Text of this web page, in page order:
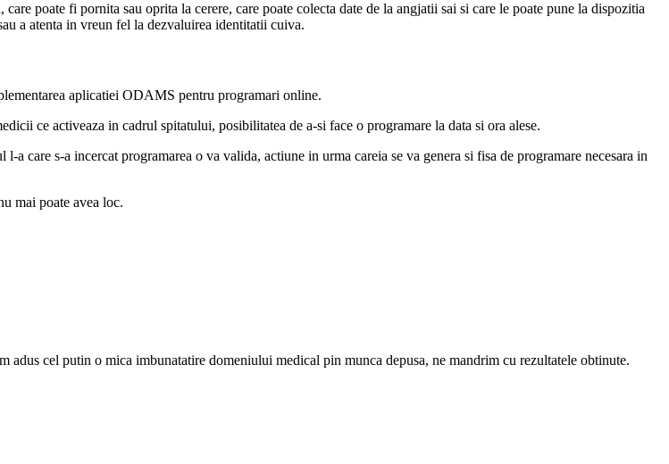
poate fi pornita sau oprita la cerere, care poate colecta date de la angjatii sai si care le poate pune la dispozitia
a atenta in vreun fel la dezvaluirea identitatii cuiva.
aplicatiei ODAMS pentru programari online.
ce activeaza in cadrul spitatului, posibilitatea de a-si face o programare la data si ora alese.
care s-a incercat programarea o va valida, actiune in urma careia se va genera si fisa de programare necesara in
mai poate avea loc.
adus cel putin o mica imbunatatire domeniului medical pin munca depusa, ne mandrim cu rezultatele obtinute.